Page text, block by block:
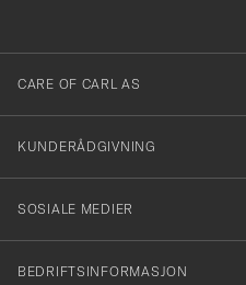
dig
till
vårt
nyhetsbrev!
CARE OF CARL AS
KUNDERÅDGIVNING
SOSIALE MEDIER
BEDRIFTSINFORMASJON